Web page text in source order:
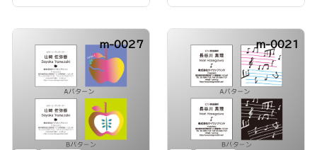
m-0027 m-0021